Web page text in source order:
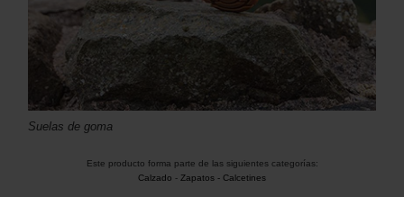
Suelas de goma
Este producto forma parte de las siguientes categorías:
Calzado - Zapatos - Calcetines